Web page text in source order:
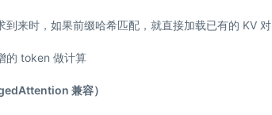
到来时，如果前缀哈希匹配，就直接加载已有的 KV 对
的 token 做计算
兼容）